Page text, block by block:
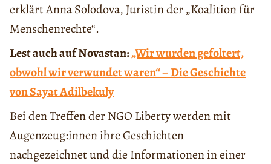
erklärt Anna Solodova, Juristin der „Koalition für
Menschenrechte“.
Lest auch auf Novastan:„Wir wurden gefoltert,
obwohl wir verwundet waren“ – Die Geschichte
von Sayat Adilbekuly
Bei den Treffen der NGO Liberty werden mit
Augenzeug:innen ihre Geschichten
nachgezeichnet und die Informationen in einer